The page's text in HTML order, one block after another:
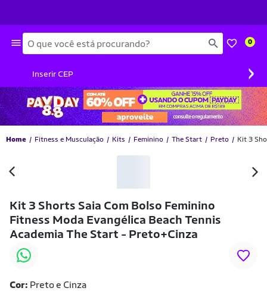
Busca 0
Inserir CEP ›
Home Fitness e Musculação Kits Feminino The Start Preto Kit 3
Kit 3 Shorts Saia Com Bolso Feminino
Fitness Moda Evangélica Beach Tennis
Academia The Start - Preto+Cinza
Cor: Preto e Cinza